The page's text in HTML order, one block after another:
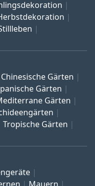
Chinesische Gärten
Gärten
Gärten
Tropische Gärten